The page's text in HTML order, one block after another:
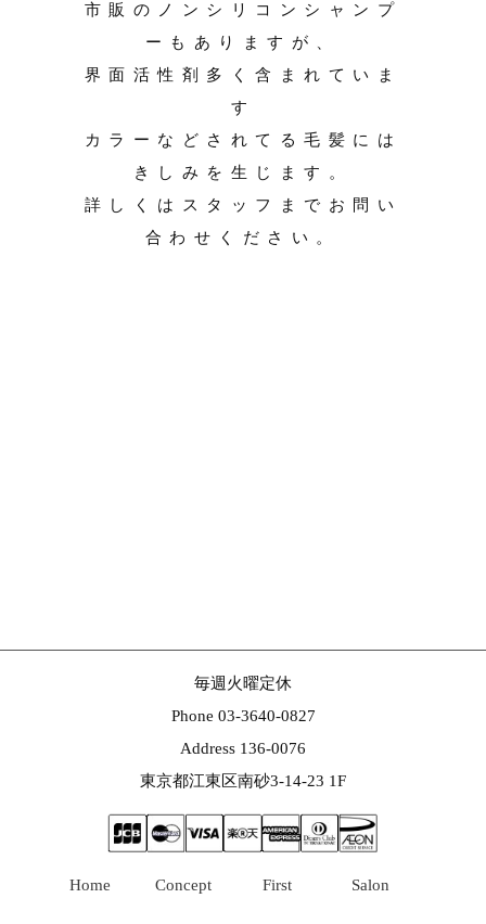
市販のノンシリコンシャンプ
ーもありますが、
界面活性剤多く含まれていま
す
カラーなどされてる毛髪には
きしみを生じます。
詳しくはスタッフまでお問い
合わせください。
毎週火曜定休
Phone 03-3640-0827
Address 136-0076
東京都江東区南砂3-14-23 1F
Home Concept First Salon